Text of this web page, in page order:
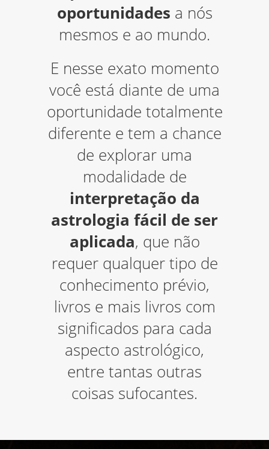
oportunidades a nós
mesmos e ao mundo.
E nesse exato momento
você está diante de uma
oportunidade totalmente
diferente e tem a chance
de explorar uma
modalidade de
interpretação da
astrologia fácil de ser
aplicada, que não
requer qualquer tipo de
conhecimento prévio,
livros e mais livros com
significados para cada
aspecto astrológico,
entre tantas outras
coisas sufocantes.